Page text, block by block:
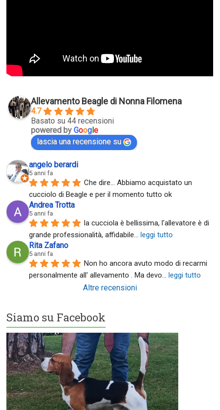
Allevamento Beagle di Nonna Filomena
4.7
Basato su 44 recensioni
powered byGoogle
lascia una recensione su
angelo berardi
5 anni fa
Che dire... Abbiamo acquistato un
cucciolo di Beagle e per il momento tutto ok
Andrea Trotta
5 anni fa
la cucciola è bellissima, l'allevatore è di
grande professionalità, affidabile... leggi tutto
Rita Zafano
5 anni fa
Non ho ancora avuto modo di recarmi
personalmente all' allevamento . Ma devo... leggi tutto
Altre recensioni
Siamo su Facebook